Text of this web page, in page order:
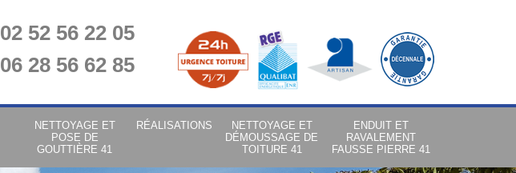
02 52 56 22 05
06 28 56 62 85
NETTOYAGE ET
POSE DE
GOUTTIÈRE 41
RÉALISATIONS
NETTOYAGE ET
DÉMOUSSAGE DE
TOITURE 41
ENDUIT ET
RAVALEMENT
FAUSSE PIERRE 41